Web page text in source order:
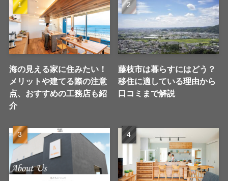
海の見える家に住みたい！
メリットや建てる際の注意
点、おすすめの工務店も紹
介
藤枝市は暮らすにはどう？
移住に適している理由から
口コミまで解説